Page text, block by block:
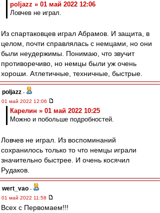
poljazz » 01 май 2022 12:06
Ловчев не играл.
Из спартаковцев играл Абрамов. И защита, в
целом, почти справлялась с немцами, но они
были неудержимы. Понимаю, что звучит
противоречиво, но немцы были уж очень
хороши. Атлетичные, техничные, быстрые.
poljazz -
01 май 2022 12:06
Карелин » 01 май 2022 10:25
Можно и побольше подробностей.
Ловчев не играл. Из воспоминаний
сохранилось только то что немцы играли
значительно быстрее. И очень косячил
Рудаков.
wert_vao -
01 май 2022 11:58
Всех с Первомаем!!!